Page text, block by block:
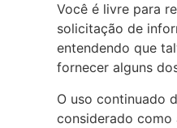
Você é livre para
solicitação de
entendendo que
fornecer alguns
O uso continuado
considerado como